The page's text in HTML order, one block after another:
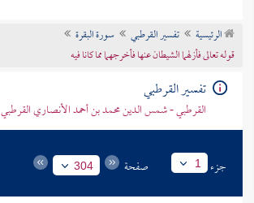
تراجم الأعلام
الرئيسية تفسير القرطبي
سورة البقرة
قوله تعالى فأزلهما الشيطان عنها فأخرجهما مما كانا فيه
تفسير القرطبي
القرطبي - شمس الدين محمد بن أحمد الأنصاري القرطبي
جزء 1 صفحة 304